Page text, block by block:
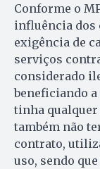
Conforme o
influência dos
exigência de
serviços
considerado
beneficiando
tinha qualquer
também não
contrato,
uso, sendo